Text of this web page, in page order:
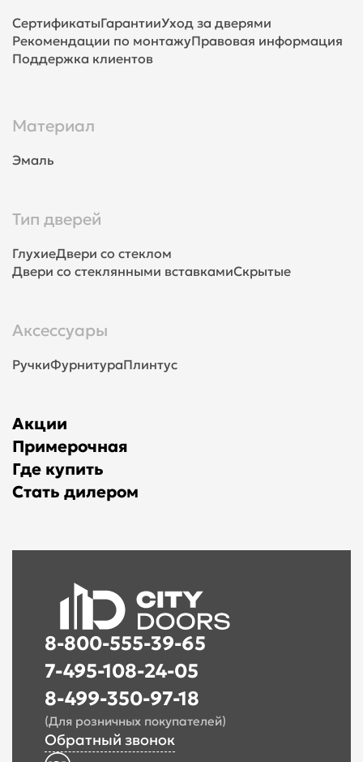
СертификатыГарантииУход за дверями
Рекомендации по монтажуПравовая информация
Поддержка клиентов
Материал
Эмаль
Тип дверей
ГлухиеДвери со стеклом
Двери со стеклянными вставкамиСкрытые
Аксессуары
РучкиФурнитураПлинтус
Акции
Примерочная
Где купить
Стать дилером
8-800-555-39-65
7-495-108-24-05
8-499-350-97-18
(Для розничных покупателей)
Обратный звонок